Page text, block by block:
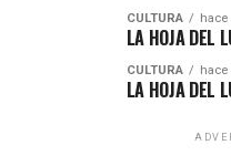
CULTURA hace
LA HOJA DEL
CULTURA hace
LA HOJA DEL